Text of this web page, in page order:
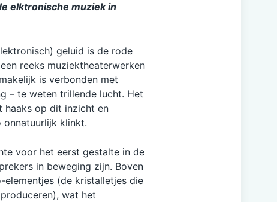
elktronische muziek in
geluid is de rode
reeks muziektheaterwerken
is verbonden met
– te weten trillende lucht. Het
haaks op dit inzicht en
klinkt.
voor het eerst gestalte in de
in beweging zijn. Boven
(de kristalletjes die
wat het